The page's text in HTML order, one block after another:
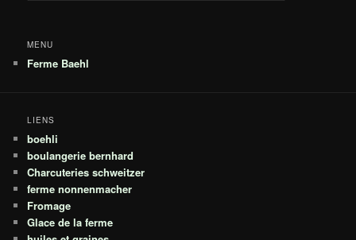
MENU
Ferme Baehl
LIENS
boehli
boulangerie bernhard
Charcuteries schweitzer
ferme nonnenmacher
Fromage
Glace de la ferme